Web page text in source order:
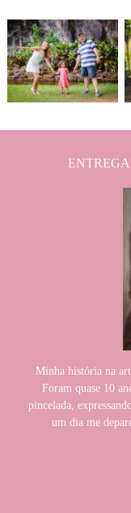
1974 0
Minha história na
Foram quase 10
pincelada,
um dia me